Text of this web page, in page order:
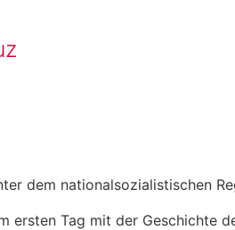
dem nationalsozialistischen
ersten Tag mit der Geschichte